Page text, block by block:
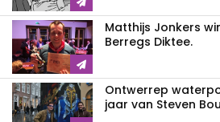
Matthijs Jonkers
Berregs Diktee.
Ontwerrep
jaar van Steven